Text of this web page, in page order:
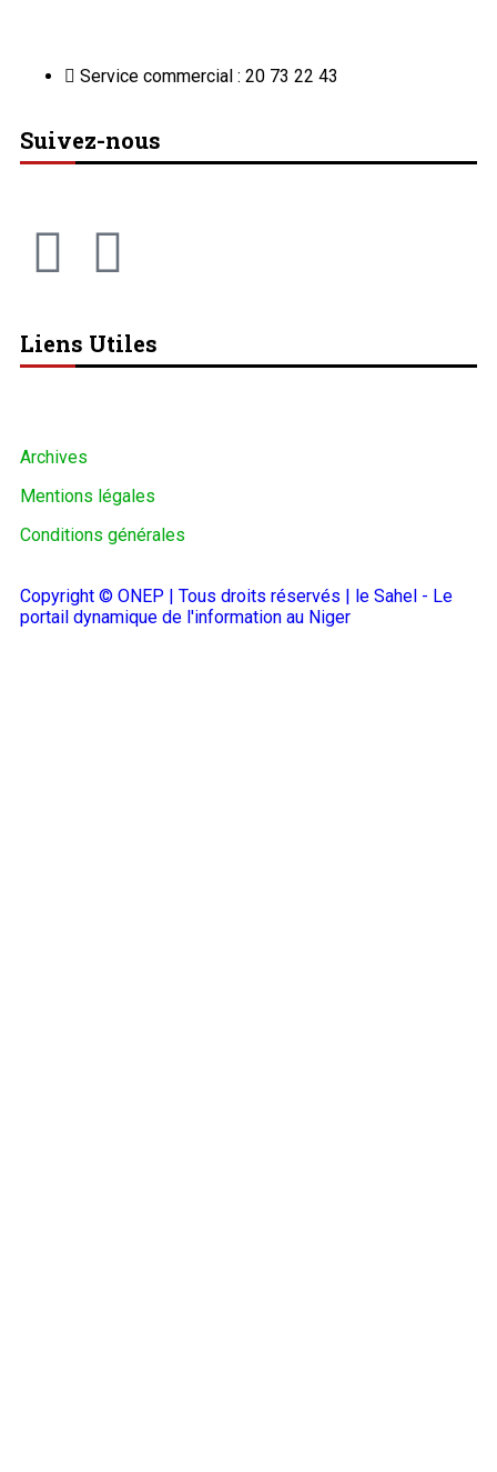
Service commercial : 20 73 22 43
Suivez-nous
Liens Utiles
Archives
Mentions légales
Conditions générales
Copyright © ONEP | Tous droits réservés | le Sahel - Le
portail dynamique de l'information au Niger